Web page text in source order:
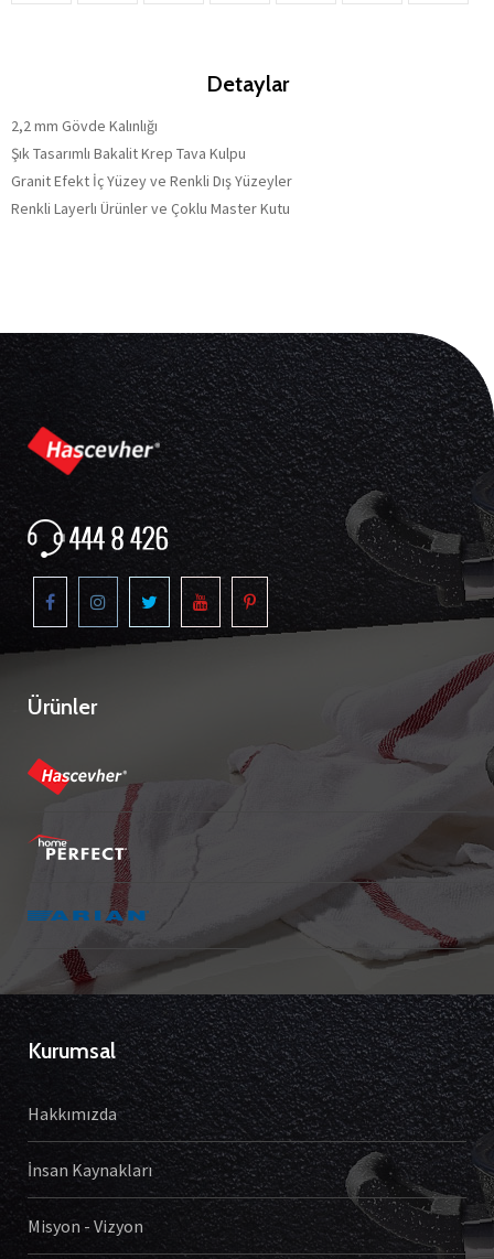
Detaylar
2,2 mm Gövde Kalınlığı
Şık Tasarımlı Bakalit Krep Tava Kulpu
Granit Efekt İç Yüzey ve Renkli Dış Yüzeyler
Renkli Layerlı Ürünler ve Çoklu Master Kutu
Ürünler
Kurumsal
Hakkımızda
İnsan Kaynakları
Misyon - Vizyon